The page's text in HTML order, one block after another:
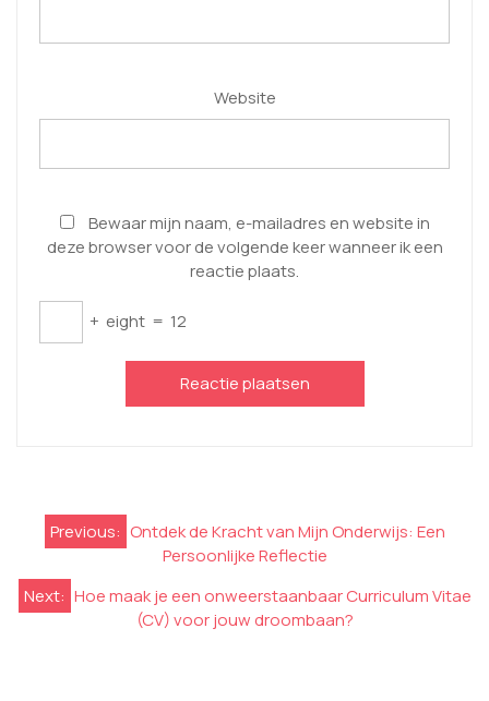
Website
Bewaar mijn naam, e-mailadres en website in
deze browser voor de volgende keer wanneer ik een
reactie plaats.
+ eight = 12
Berichtnavigatie
Previous: Ontdek de Kracht van Mijn Onderwijs: Een
Persoonlijke Reflectie
Next: Hoe maak je een onweerstaanbaar Curriculum Vitae
(CV) voor jouw droombaan?